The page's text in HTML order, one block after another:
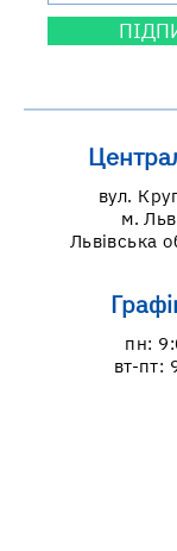
вул.
м.
Львівська
пн:
вт-пт: